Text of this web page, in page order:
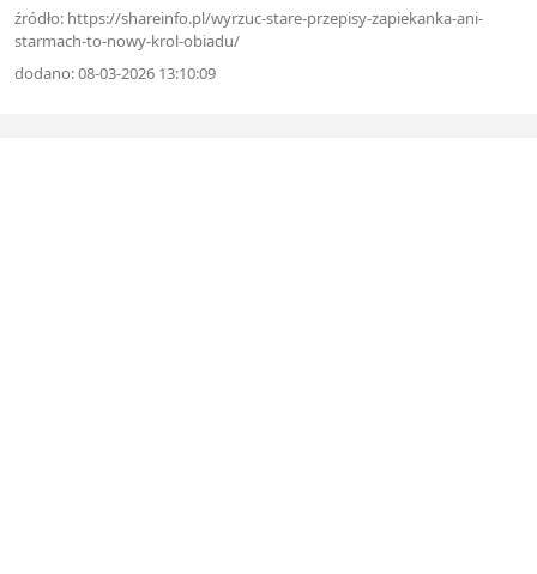
źródło: https://shareinfo.pl/wyrzuc-stare-przepisy-zapiekanka-ani-
starmach-to-nowy-krol-obiadu/
dodano: 08-03-2026 13:10:09